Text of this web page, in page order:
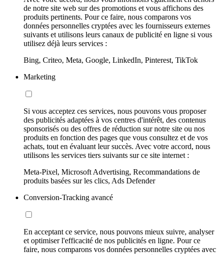
de notre site web sur des promotions et vous affichons des
produits pertinents. Pour ce faire, nous comparons vos
données personnelles cryptées avec les fournisseurs externes
suivants et utilisons leurs canaux de publicité en ligne si vous
utilisez déjà leurs services :
Bing, Criteo, Meta, Google, LinkedIn, Pinterest, TikTok
Marketing
Si vous acceptez ces services, nous pouvons vous proposer
des publicités adaptées à vos centres d'intérêt, des contenus
sponsorisés ou des offres de réduction sur notre site ou nos
produits en fonction des pages que vous consultez et de vos
achats, tout en évaluant leur succès. Avec votre accord, nous
utilisons les services tiers suivants sur ce site internet :
Meta-Pixel, Microsoft Advertising, Recommandations de
produits basées sur les clics, Ads Defender
Conversion-Tracking avancé
En acceptant ce service, nous pouvons mieux suivre, analyser
et optimiser l'efficacité de nos publicités en ligne. Pour ce
faire, nous comparons vos données personnelles cryptées avec